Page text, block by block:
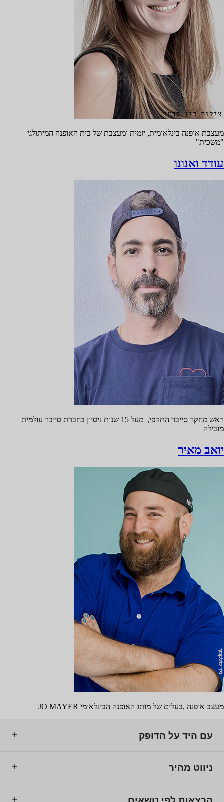
מעצבת אופנה בינלאומית, יזמית ומעצבת של בית האופנה המיתולגי
"משכית"
עודד ואנונו
ראש מחקר סייבר התקפי, מעל 15 שנות ניסיון בחברת סייבר עולמית
מובילה
יואב מאיר
מעצב אופנה ,בעלים של מותג האופנה הבינלאומי JO MAYER
עם היד על הדופק
ניווט מהיר